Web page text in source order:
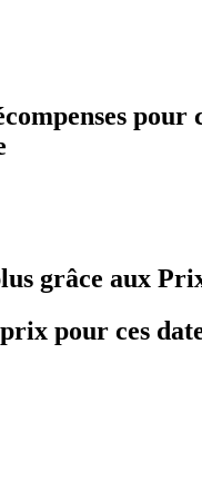
pour
grâce aux
pour ces